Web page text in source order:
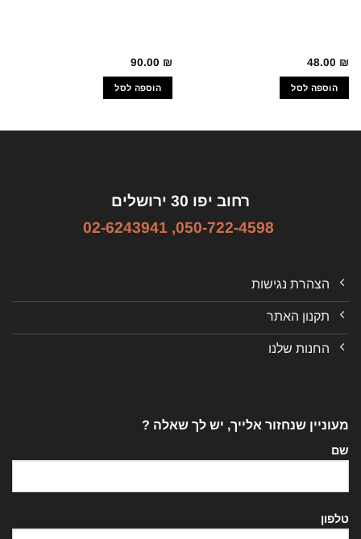
48.00 ₪
הוספה לסל
90.00 ₪
הוספה לסל
רחוב יפו 30 ירושלים
050-722-4598
,
02-6243941
הצהרת נגישות
תקנון האתר
החנות שלנו
מעוניין שנחזור אלייך, יש לך שאלה ?
שם
טלפון